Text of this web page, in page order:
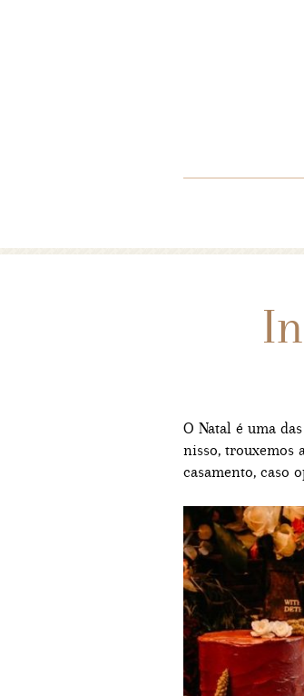
O Natal é uma
nisso, trouxemos
casamento, caso